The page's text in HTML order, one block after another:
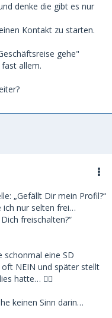
denke die gibt es nur
Kontakt zu starten.
gehe"
allem.
„Gefällt Dir mein Profil?“
ich nur selten frei…
freischalten?“
schonmal eine SD
NEIN und später stellt
hatte… 🤷‍♂️
keinen Sinn darin…